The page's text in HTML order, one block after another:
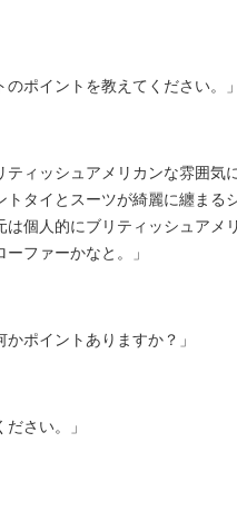
ポイントを教えてください。」
ティッシュアメリカンな雰囲気
トタイとスーツが綺麗に纏まる
は個人的にブリティッシュアメ
ファーかなと。」
ポイントありますか？」
さい。」